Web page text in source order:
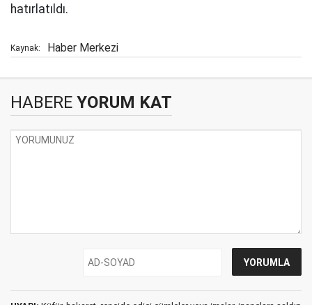
hatırlatıldı.
Kaynak: Haber Merkezi
HABERE YORUM KAT